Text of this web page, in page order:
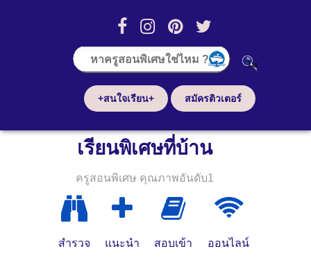
+สนใจเรียน+ สมัครติวเตอร์
เรียนพิเศษที่บ้าน
ครูสอนพิเศษ คุณภาพอันดับ1
สำรวจ แนะนำ สอบเข้า ออนไลน์